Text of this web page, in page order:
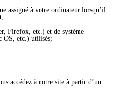
assigné à votre ordinateur lorsqu’il
Firefox, etc.) et de système
OS, etc.) utilisés;
accédez à notre site à partir d’un